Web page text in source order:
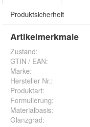
Produktsicherheit
Artikelmerkmale
Zustand:
GTIN / EAN:
Marke:
Hersteller Nr.:
Produktart:
Formulierung:
Materialbasis:
Glanzgrad: